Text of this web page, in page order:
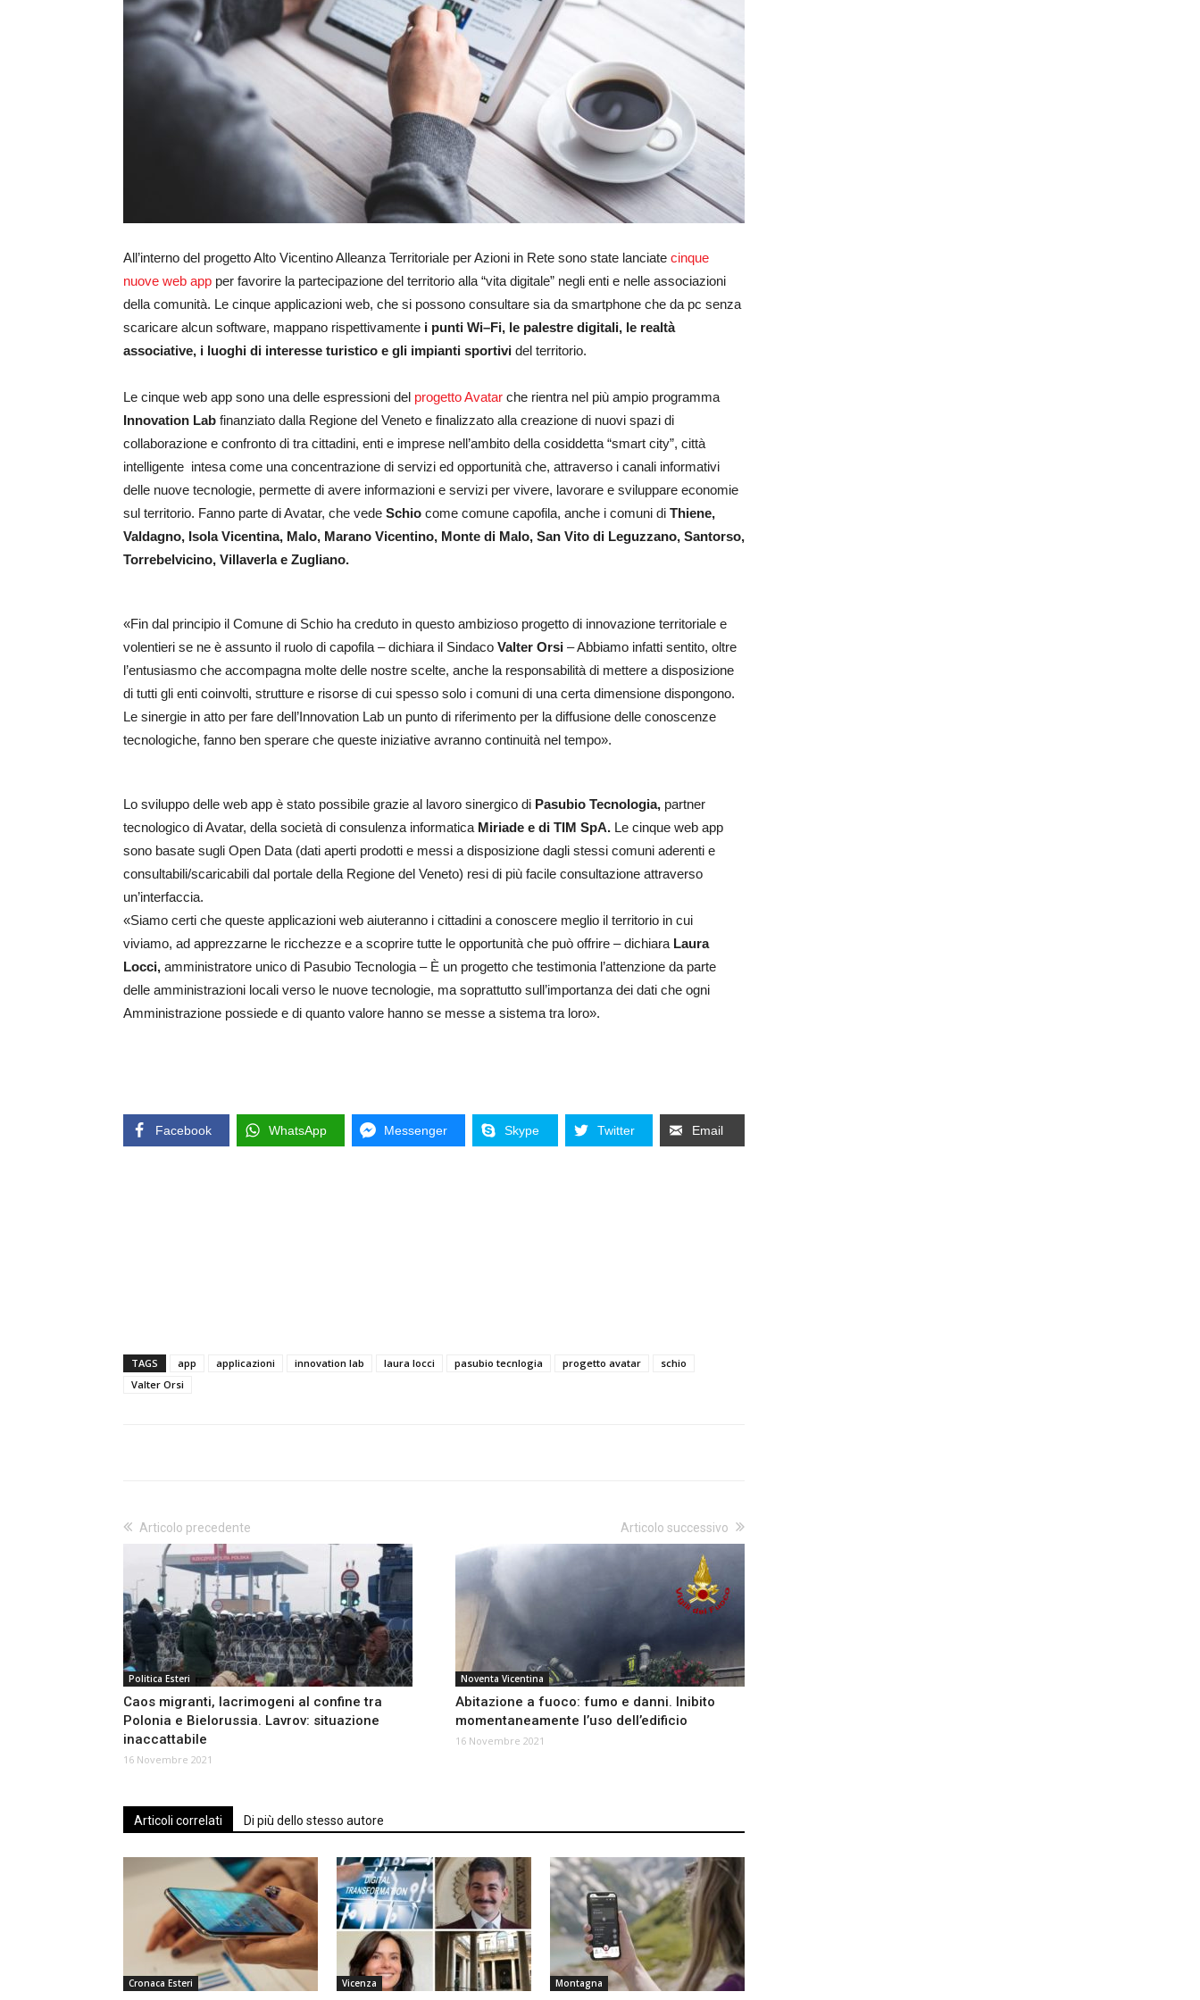
All’interno del progetto Alto Vicentino Alleanza Territoriale per Azioni in Rete sono state lanciate cinque
nuove web app per favorire la partecipazione del territorio alla “vita digitale” negli enti e nelle associazioni
della comunità. Le cinque applicazioni web, che si possono consultare sia da smartphone che da pc senza
scaricare alcun software, mappano rispettivamente i punti Wi–Fi, le palestre digitali, le realtà
associative, i luoghi di interesse turistico e gli impianti sportivi del territorio.
Le cinque web app sono una delle espressioni del progetto Avatar che rientra nel più ampio programma
Innovation Lab finanziato dalla Regione del Veneto e finalizzato alla creazione di nuovi spazi di
collaborazione e confronto di tra cittadini, enti e imprese nell’ambito della cosiddetta “smart city”, città
intelligente intesa come una concentrazione di servizi ed opportunità che, attraverso i canali informativi
delle nuove tecnologie, permette di avere informazioni e servizi per vivere, lavorare e sviluppare economie
sul territorio. Fanno parte di Avatar, che vede Schio come comune capofila, anche i comuni di Thiene,
Valdagno, Isola Vicentina, Malo, Marano Vicentino, Monte di Malo, San Vito di Leguzzano, Santorso,
Torrebelvicino, Villaverla e Zugliano.
«Fin dal principio il Comune di Schio ha creduto in questo ambizioso progetto di innovazione territoriale e
volentieri se ne è assunto il ruolo di capofila – dichiara il Sindaco Valter Orsi – Abbiamo infatti sentito, oltre
l’entusiasmo che accompagna molte delle nostre scelte, anche la responsabilità di mettere a disposizione
di tutti gli enti coinvolti, strutture e risorse di cui spesso solo i comuni di una certa dimensione dispongono.
Le sinergie in atto per fare dell’Innovation Lab un punto di riferimento per la diffusione delle conoscenze
tecnologiche, fanno ben sperare che queste iniziative avranno continuità nel tempo».
Lo sviluppo delle web app è stato possibile grazie al lavoro sinergico di Pasubio Tecnologia, partner
tecnologico di Avatar, della società di consulenza informatica Miriade e di TIM SpA. Le cinque web app
sono basate sugli Open Data (dati aperti prodotti e messi a disposizione dagli stessi comuni aderenti e
consultabili/scaricabili dal portale della Regione del Veneto) resi di più facile consultazione attraverso
un’interfaccia.
«Siamo certi che queste applicazioni web aiuteranno i cittadini a conoscere meglio il territorio in cui
viviamo, ad apprezzarne le ricchezze e a scoprire tutte le opportunità che può offrire – dichiara Laura
Locci, amministratore unico di Pasubio Tecnologia – È un progetto che testimonia l’attenzione da parte
delle amministrazioni locali verso le nuove tecnologie, ma soprattutto sull’importanza dei dati che ogni
Amministrazione possiede e di quanto valore hanno se messe a sistema tra loro».
Facebook WhatsApp Messenger Skype Twitter Email
TAGS app applicazioni innovation lab laura locci pasubio tecnlogia progetto avatar
schio
Valter Orsi
Articolo precedente
Politica Esteri
Caos migranti, lacrimogeni al confine tra
Polonia e Bielorussia. Lavrov: situazione
inaccattabile
16 Novembre 2021
Articolo successivo
Noventa Vicentina
Abitazione a fuoco: fumo e danni. Inibito
momentaneamente l’uso dell’edificio
16 Novembre 2021
Articoli correlati Di più dello stesso autore
Cronaca Esteri Vicenza Montagna